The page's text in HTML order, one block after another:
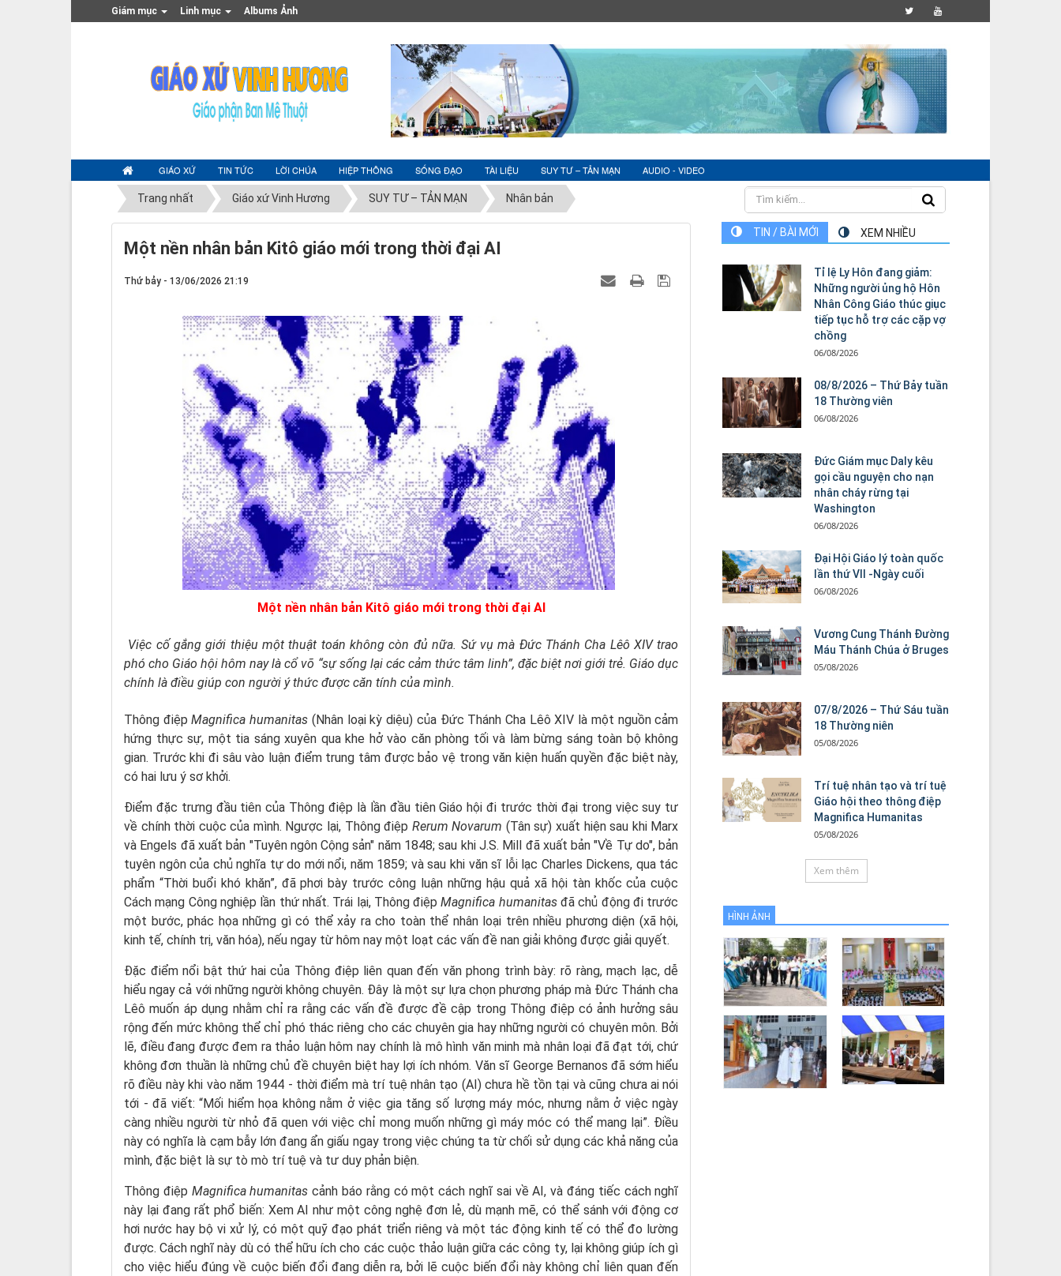
Giám mục Linh mục Albums Ảnh
GIÁO XỨ TIN TỨC LỜI CHÚA HIỆP THÔNG SỐNG ĐẠO TÀI LIỆU SUY TƯ – TẢN MẠN AUDIO - VIDEO
Trang nhất Giáo xứ Vinh Hương SUY TƯ – TẢN MẠN Nhân bản
Một nền nhân bản Kitô giáo mới trong thời đại AI
Thứ bảy - 13/06/2026 21:19
Một nền nhân bản Kitô giáo mới trong thời đại AI
Việc cố gắng giới thiệu một thuật toán không còn đủ nữa. Sứ vụ mà Đức Thánh Cha Lêô XIV trao
phó cho Giáo hội hôm nay là cổ võ “sự sống lại các cảm thức tâm linh”, đặc biệt nơi giới trẻ. Giáo dục
chính là điều giúp con người ý thức được căn tính của mình.
Thông điệpMagnifica humanitas (Nhân loại kỳ diệu) của Đức Thánh Cha Lêô XIV là một nguồn cảm
hứng thực sự, một tia sáng xuyên qua khe hở vào căn phòng tối và làm bừng sáng toàn bộ không
gian. Trước khi đi sâu vào luận điểm trung tâm được bảo vệ trong văn kiện huấn quyền đặc biệt này,
có hai lưu ý sơ khởi.
Điểm đặc trưng đầu tiên của Thông điệp là lần đầu tiên Giáo hội đi trước thời đại trong việc suy tư
về chính thời cuộc của mình. Ngược lại, Thông điệp Rerum Novarum (Tân sự) xuất hiện sau khi Marx
và Engels đã xuất bản "Tuyên ngôn Cộng sản" năm 1848; sau khi J.S. Mill đã xuất bản "Về Tự do", bản
tuyên ngôn của chủ nghĩa tự do mới nổi, năm 1859; và sau khi văn sĩ lỗi lạc Charles Dickens, qua tác
phẩm “Thời buổi khó khăn”, đã phơi bày trước công luận những hậu quả xã hội tàn khốc của cuộc
Cách mạng Công nghiệp lần thứ nhất. Trái lại, Thông điệpMagnifica humanitasđã chủ động đi trước
một bước, phác họa những gì có thể xảy ra cho toàn thể nhân loại trên nhiều phương diện (xã hội,
kinh tế, chính trị, văn hóa), nếu ngay từ hôm nay một loạt các vấn đề nan giải không được giải quyết.
Đặc điểm nổi bật thứ hai của Thông điệp liên quan đến văn phong trình bày: rõ ràng, mạch lạc, dễ
hiểu ngay cả với những người không chuyên. Đây là một sự lựa chọn phương pháp mà Đức Thánh cha
Lêô muốn áp dụng nhằm chỉ ra rằng các vấn đề được đề cập trong Thông điệp có ảnh hưởng sâu
rộng đến mức không thể chỉ phó thác riêng cho các chuyên gia hay những người có chuyên môn. Bởi
lẽ, điều đang được đem ra thảo luận hôm nay chính là mô hình văn minh mà nhân loại đã đạt tới, chứ
không đơn thuần là những chủ đề chuyên biệt hay lợi ích nhóm. Văn sĩ George Bernanos đã sớm hiểu
rõ điều này khi vào năm 1944 - thời điểm mà trí tuệ nhân tạo (AI) chưa hề tồn tại và cũng chưa ai nói
tới - đã viết: “Mối hiểm họa không nằm ở việc gia tăng số lượng máy móc, nhưng nằm ở việc ngày
càng nhiều người từ nhỏ đã quen với việc chỉ mong muốn những gì máy móc có thể mang lại”. Điều
này có nghĩa là cạm bẫy lớn đang ẩn giấu ngay trong việc chúng ta từ chối sử dụng các khả năng của
mình, đặc biệt là sự tò mò trí tuệ và tư duy phản biện.
Thông điệp Magnifica humanitas cảnh báo rằng có một cách nghĩ sai về AI, và đáng tiếc cách nghĩ
này lại đang rất phổ biến: Xem AI như một công nghệ đơn lẻ, dù mạnh mẽ, có thể sánh với động cơ
hơi nước hay bộ vi xử lý, có một quỹ đạo phát triển riêng và một tác động kinh tế có thể đo lường
được. Cách nghĩ này dù có thể hữu ích cho các cuộc thảo luận giữa các công ty, lại không giúp ích gì
cho việc hiểu đúng về cuộc biến đổi đang diễn ra, bởi lẽ cuộc biến đổi này không chỉ liên quan đến
TIN / BÀI MỚI XEM NHIỀU
Tỉ lệ Ly Hôn đang giảm:
Những người ủng hộ Hôn
Nhân Công Giáo thúc giục
tiếp tục hỗ trợ các cặp vợ
chồng
06/08/2026
08/8/2026 – Thứ Bảy tuần
18 Thường viên
06/08/2026
Đức Giám mục Daly kêu
gọi cầu nguyện cho nạn
nhân cháy rừng tại
Washington
06/08/2026
Đại Hội Giáo lý toàn quốc
lần thứ VII -Ngày cuối
06/08/2026
Vương Cung Thánh Ðường
Máu Thánh Chúa ở Bruges
05/08/2026
07/8/2026 – Thứ Sáu tuần
18 Thường niên
05/08/2026
Trí tuệ nhân tạo và trí tuệ
Giáo hội theo thông điệp
Magnifica Humanitas
05/08/2026
Xem thêm
HÌNH ẢNH